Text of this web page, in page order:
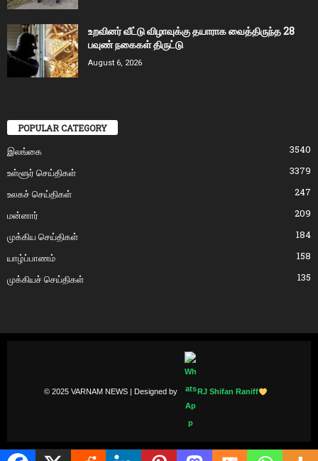
உறவினர் வீட்டு விழாவுக்கு தயாராக வைத்திருந்த 28
பவுண் நகைகள் திருட்டு
August 6, 2026
POPULAR CATEGORY
இலங்கை
3540
உள்ளூர் செய்திகள்
3379
உலகச் செய்திகள்
247
மன்னார்
209
முக்கிய செய்திகள்
184
யாழ்ப்பாணம்
158
முக்கியச் செய்திகள்
135
© 2025 VARNAM NEWS | Designed by RJ Shifan Raniff